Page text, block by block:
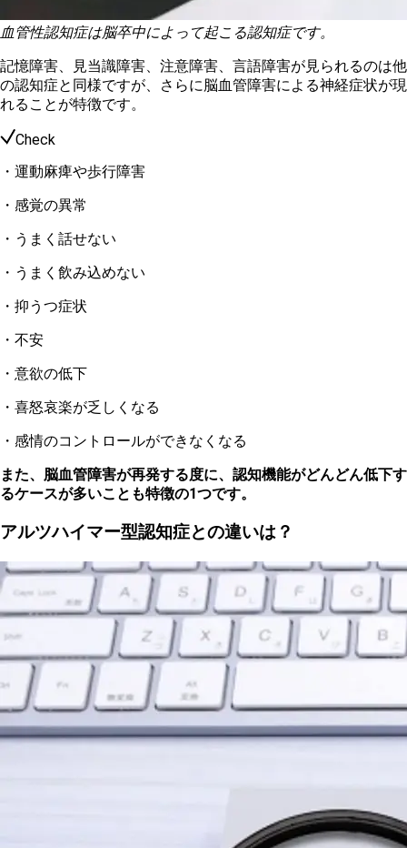
血管性認知症は脳卒中によって起こる認知症です。
記憶障害、見当識障害、注意障害、言語障害が見られるのは他
の認知症と同様ですが、さらに脳血管障害による神経症状が現
れることが特徴です。
Check
・運動麻痺や歩行障害
・感覚の異常
・うまく話せない
・うまく飲み込めない
・抑うつ症状
・不安
・意欲の低下
・喜怒哀楽が乏しくなる
・感情のコントロールができなくなる
また、脳血管障害が再発する度に、認知機能がどんどん低下す
るケースが多いことも特徴の1つです。
アルツハイマー型認知症との違いは？